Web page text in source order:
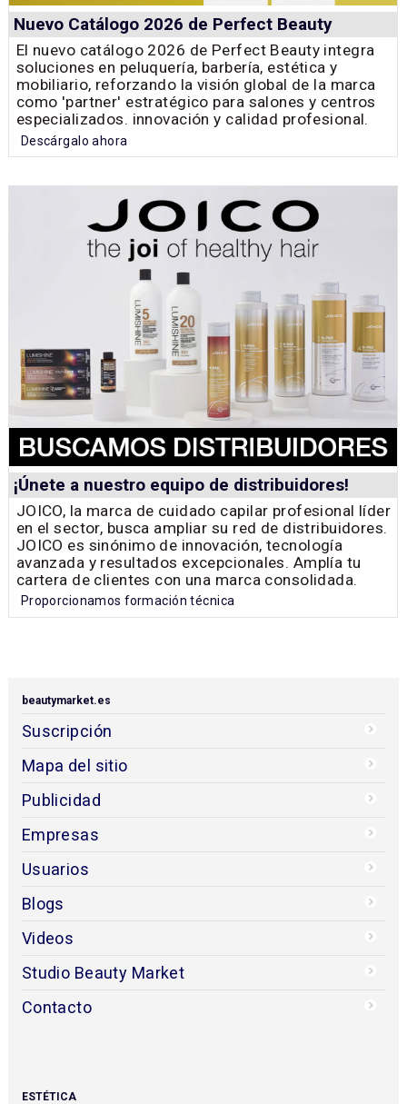
Nuevo Catálogo 2026 de Perfect Beauty
El nuevo catálogo 2026 de Perfect Beauty integra
soluciones en peluquería, barbería, estética y
mobiliario, reforzando la visión global de la marca
como 'partner' estratégico para salones y centros
especializados. innovación y calidad profesional.
Descárgalo ahora
¡Únete a nuestro equipo de distribuidores!
JOICO, la marca de cuidado capilar profesional líder
en el sector, busca ampliar su red de distribuidores.
JOICO es sinónimo de innovación, tecnología
avanzada y resultados excepcionales. Amplía tu
cartera de clientes con una marca consolidada.
Proporcionamos formación técnica
beautymarket.es
Suscripción
Mapa del sitio
Publicidad
Empresas
Usuarios
Blogs
Videos
Studio Beauty Market
Contacto
ESTÉTICA